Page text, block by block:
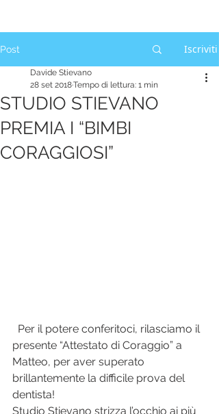
Post Iscriviti
STUDIO STIEVANO
PREMIA I “BIMBI
CORAGGIOSI”
Davide Stievano
28 set 2018Tempo di lettura: 1 min
presente “Attestato di Coraggio” a
Matteo, per aver superato
brillantemente la difficile prova del
dentista!
Studio Stievano strizza l’occhio ai più